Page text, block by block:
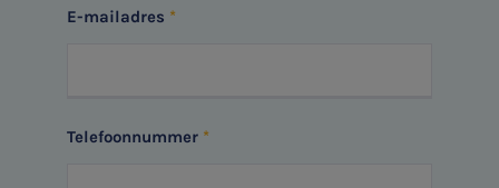
E-mailadres
Telefoonnummer